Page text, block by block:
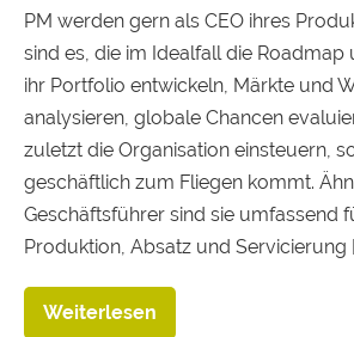
PM werden gern als CEO ihres
sind es, die im Idealfall die Roadmap
ihr Portfolio entwickeln, Märkte und
analysieren, globale Chancen
zuletzt die Organisation einsteuern,
geschäftlich zum Fliegen kommt.
Geschäftsführer sind sie umfassend
Produktion, Absatz und Servicierung
Weiterlesen